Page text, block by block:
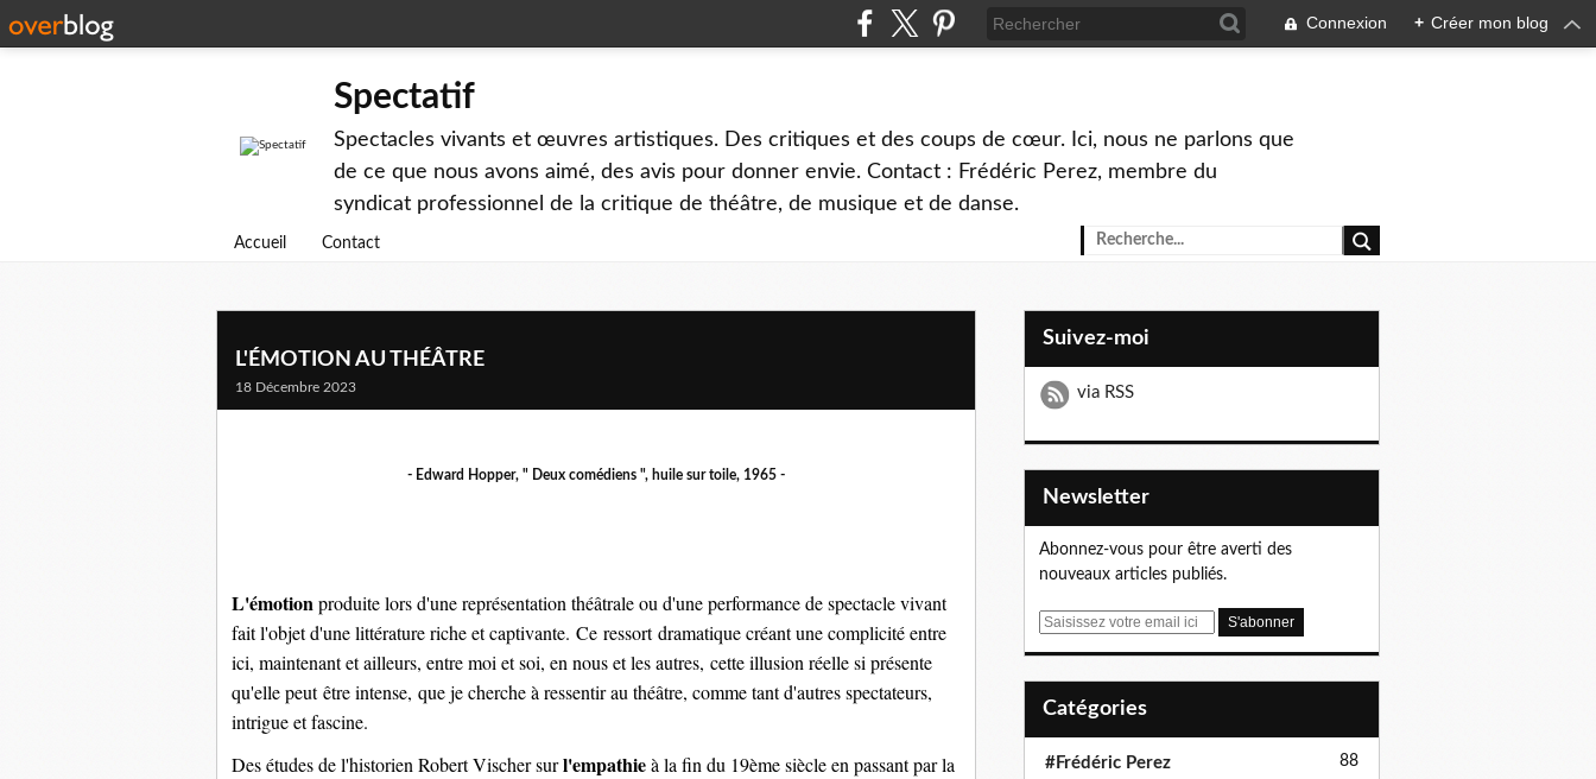
Connexion + Créer mon blog
Spectatif
Spectacles vivants et œuvres artistiques. Des critiques et des coups de cœur. Ici, nous ne parlons que
de ce que nous avons aimé, des avis pour donner envie. Contact : Frédéric Perez, membre du
syndicat professionnel de la critique de théâtre, de musique et de danse.
Accueil Contact
L'ÉMOTION AU THÉÂTRE
18 Décembre 2023
- Edward Hopper, " Deux comédiens ", huile sur toile, 1965 -
L'émotionproduite lors d'une représentation théâtrale ou d'une performance de spectacle vivant
fait l'objet d'une littérature riche et captivante. Ce ressort dramatique créant une complicité entre
ici, maintenant et ailleurs, entre moi et soi, en nous et les autres, cette illusion réelle si présente
qu'elle peut être intense, que je cherche à ressentir au théâtre, comme tant d'autres spectateurs,
intrigue et fascine.
Des études de l'historien Robert Vischer surl'empathieà la fin du 19ème siècle en passant par la
Suivez-moi
via RSS
Newsletter
Abonnez-vous pour être averti des
nouveaux articles publiés.
E
Catégories
#Frédéric Perez 88